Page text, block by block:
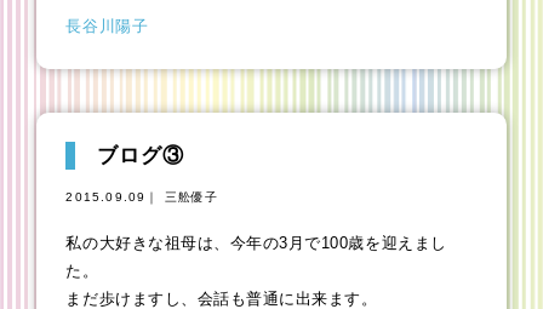
長谷川陽子
ブログ③
2015.09.09｜ 三舩優子
私の大好きな祖母は、今年の3月で100歳を迎えまし
た。
まだ歩けますし、会話も普通に出来ます。